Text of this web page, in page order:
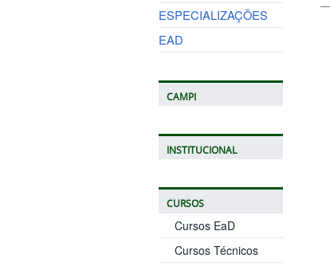
ESPECIALIZAÇÕES
EAD
CAMPI
INSTITUCIONAL
CURSOS
Cursos EaD
Cursos Técnicos